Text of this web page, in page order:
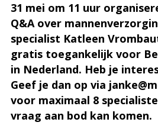
31 mei om 11 uur
Q&A over
specialist Katleen
gratis toegankelijk voor
in Nederland. Heb je
Geef je dan op via
voor maximaal 8
vraag aan bod kan komen.